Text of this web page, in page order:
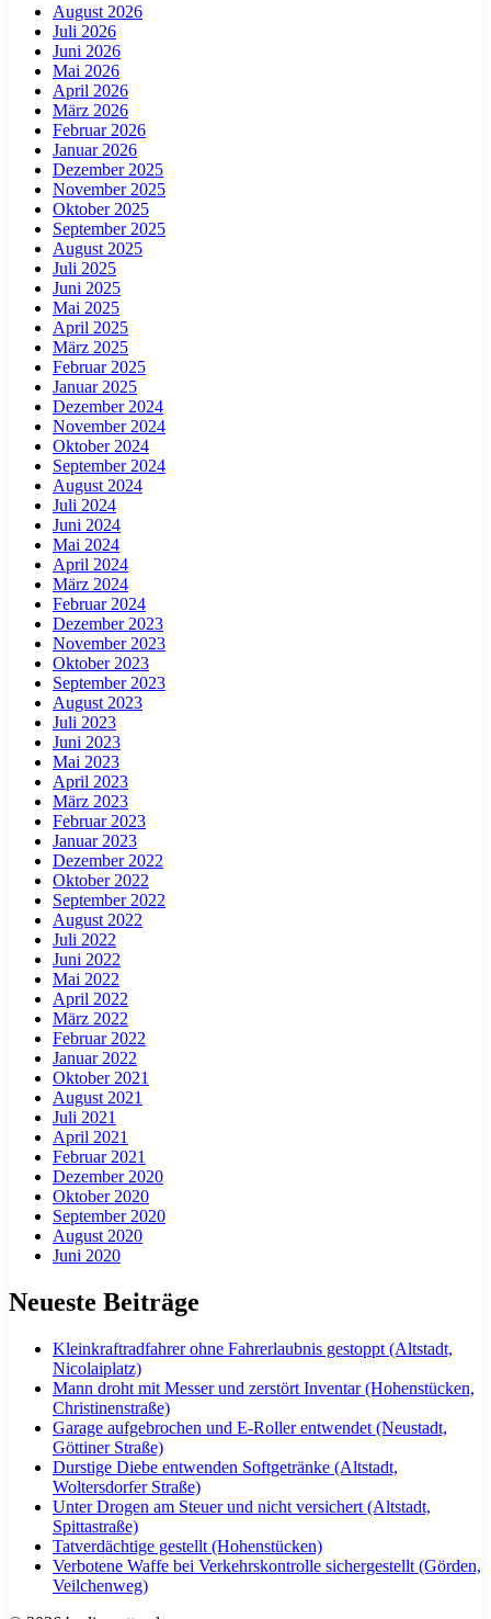
August 2026
Juli 2026
Juni 2026
Mai 2026
April 2026
März 2026
Februar 2026
Januar 2026
Dezember 2025
November 2025
Oktober 2025
September 2025
August 2025
Juli 2025
Juni 2025
Mai 2025
April 2025
März 2025
Februar 2025
Januar 2025
Dezember 2024
November 2024
Oktober 2024
September 2024
August 2024
Juli 2024
Juni 2024
Mai 2024
April 2024
März 2024
Februar 2024
Dezember 2023
November 2023
Oktober 2023
September 2023
August 2023
Juli 2023
Juni 2023
Mai 2023
April 2023
März 2023
Februar 2023
Januar 2023
Dezember 2022
Oktober 2022
September 2022
August 2022
Juli 2022
Juni 2022
Mai 2022
April 2022
März 2022
Februar 2022
Januar 2022
Oktober 2021
August 2021
Juli 2021
April 2021
Februar 2021
Dezember 2020
Oktober 2020
September 2020
August 2020
Juni 2020
Neueste Beiträge
Kleinkraftradfahrer ohne Fahrerlaubnis gestoppt (Altstadt,
Nicolaiplatz)
Mann droht mit Messer und zerstört Inventar (Hohenstücken,
Christinenstraße)
Garage aufgebrochen und E-Roller entwendet (Neustadt,
Göttiner Straße)
Durstige Diebe entwenden Softgetränke (Altstadt,
Woltersdorfer Straße)
Unter Drogen am Steuer und nicht versichert (Altstadt,
Spittastraße)
Tatverdächtige gestellt (Hohenstücken)
Verbotene Waffe bei Verkehrskontrolle sichergestellt (Görden,
Veilchenweg)